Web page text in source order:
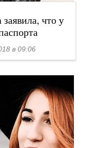
что у
в 09:06